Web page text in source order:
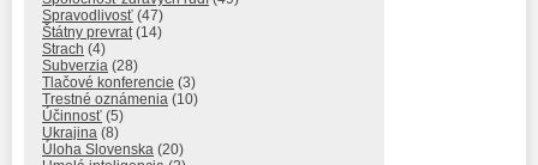
Spravodlivosť (47)
Štátny prevrat(14)
Strach (4)
Subverzia (28)
Tlačové konferencie (3)
Trestné oznámenia (10)
Účinnosť (5)
Ukrajina (8)
Úloha Slovenska (20)